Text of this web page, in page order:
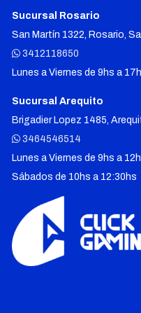
Sucursal Rosario
San Martín 1322, Rosario,
3412118650
Lunes a Viernes de 9hs a
Sucursal Arequito
Brigadier Lopez 1485,
3464546514
Lunes a Viernes de 9hs a
Sábados de 10hs a 12:30hs